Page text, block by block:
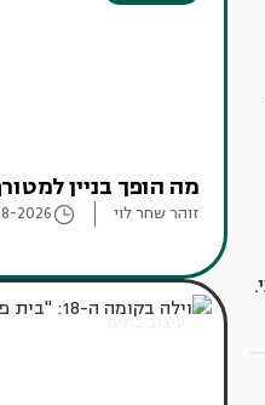
מה הופך בניין
זוהר שחר לוי 2026
עיצוב בתים